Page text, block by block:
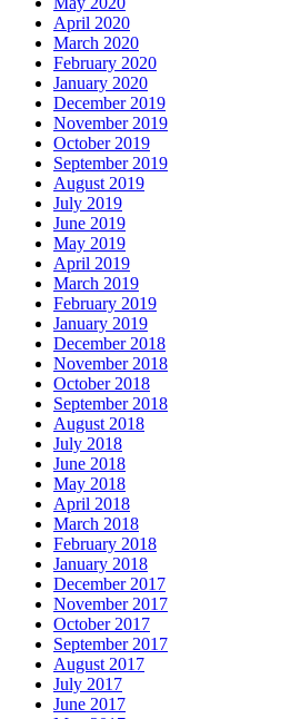
April 2020
March 2020
February 2020
January 2020
December 2019
November 2019
October 2019
September 2019
August 2019
July 2019
June 2019
May 2019
April 2019
March 2019
February 2019
January 2019
December 2018
November 2018
October 2018
September 2018
August 2018
July 2018
June 2018
May 2018
April 2018
March 2018
February 2018
January 2018
December 2017
November 2017
October 2017
September 2017
August 2017
July 2017
June 2017